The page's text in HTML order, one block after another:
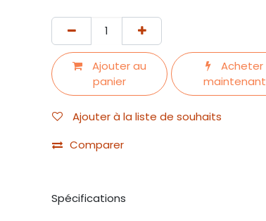
Ajouter au
panier
Acheter
maintenant
Ajouter à la liste de souhaits
Comparer
Spécifications